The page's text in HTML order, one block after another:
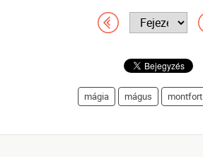
mágia mágus montfort